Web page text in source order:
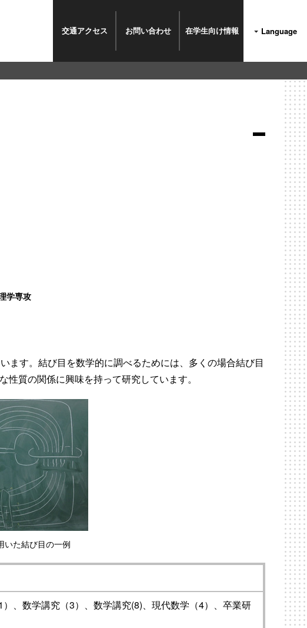
交通アクセス お問い合わせ 在学生向け情報 Language
学専攻
ます。結び目を数学的に調べるためには、多くの場合結び目
質の関係に興味を持って研究しています。
いた結び目の一例
、数学講究（3）、数学講究(8)、現代数学（4）、卒業研